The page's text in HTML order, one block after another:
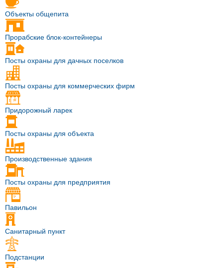
Объекты общепита
Прорабские блок-контейнеры
Посты охраны для дачных поселков
Посты охраны для коммерческих фирм
Придорожный ларек
Посты охраны для объекта
Производственные здания
Посты охраны для предприятия
Павильон
Санитарный пункт
Подстанции